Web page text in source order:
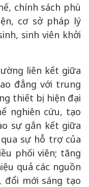
chính sách phù
cơ sở pháp lý
sinh viên khởi
liên kết giữa
đẳng với trung
thiết bị hiện đại
nghiên cứu, tạo
sự gắn kết giữa
sự hỗ trợ của
phối viên; tăng
quả các nguồn
đổi mới sáng tạo